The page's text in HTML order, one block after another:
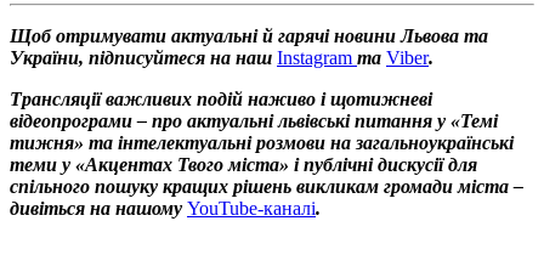
Щоб отримувати актуальні й гарячі новини Львова та
України, підписуйтеся на наш Instagram та Viber.
Трансляції важливих подій наживо і щотижневі
відеопрограми – про актуальні львівські питання у «Темі
тижня» та інтелектуальні розмови на загальноукраїнські
теми у «Акцентах Твого міста» і публічні дискусії для
спільного пошуку кращих рішень викликам громади міста –
дивіться на нашому YouTube-каналі.